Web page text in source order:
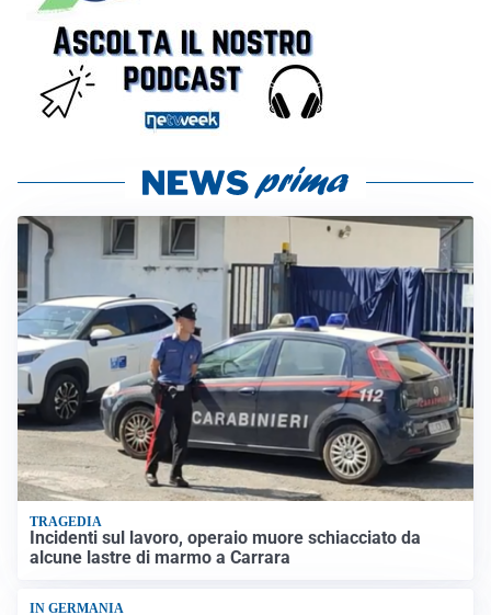
TRAGEDIA
Incidenti sul lavoro, operaio muore schiacciato da
alcune lastre di marmo a Carrara
IN GERMANIA